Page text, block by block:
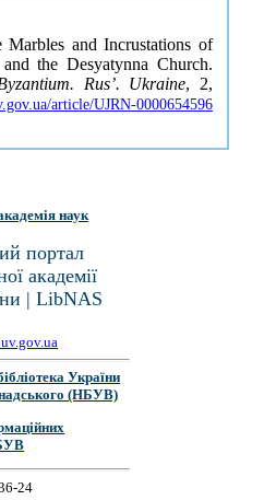
and Incrustations of
the Desyatynna Church.
Rus’. Ukraine, 2,
article/UJRN-0000654596
наук
портал
академії
| LibNAS
України
(НБУВ)
24